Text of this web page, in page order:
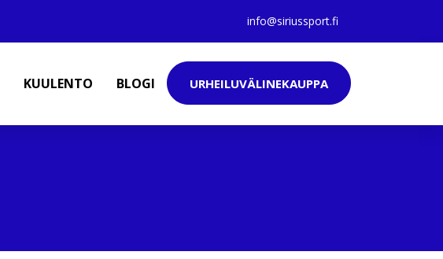
info@siriussport.fi
KUULENTO BLOGI URHEILUVÄLINEKAUPPA